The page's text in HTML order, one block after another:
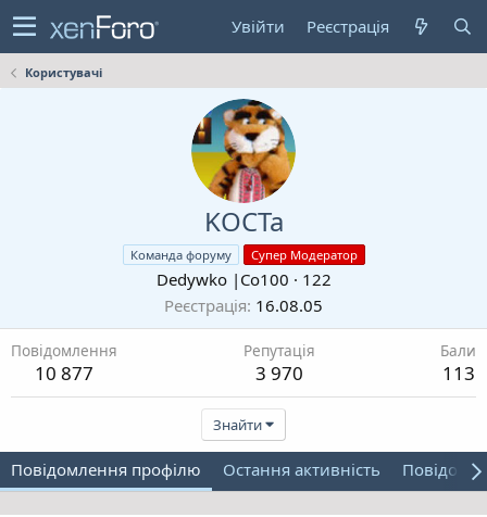
Увійти Реєстрація
Користувачі
KOCTa
Команда форуму Супер Модератор
Dedywkо |Co100 · 122
Реєстрація 16.08.05
Повідомлення
10 877
Репутація
3 970
Бали
113
Знайти
Повідомлення профілю Остання активність